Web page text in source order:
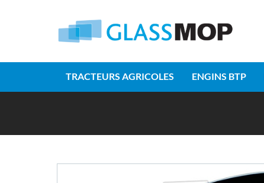
TRACTEURS AGRICOLES ENGINS BTP